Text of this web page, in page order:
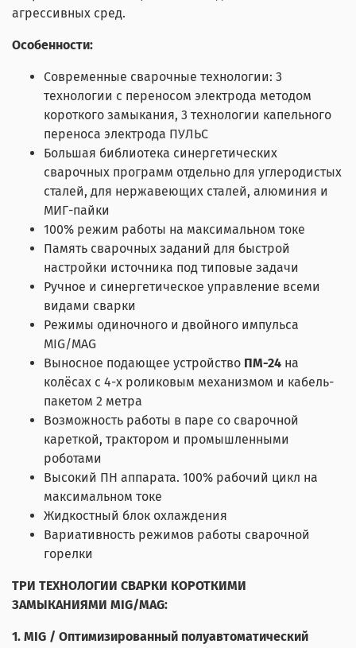
агрессивных сред.
Особенности:
Современные сварочные технологии: 3
технологии с переносом электрода методом
короткого замыкания, 3 технологии капельного
переноса электрода ПУЛЬС
Большая библиотека синергетических
сварочных программ отдельно для углеродистых
сталей, для нержавеющих сталей, алюминия и
МИГ-пайки
100% режим работы на максимальном токе
Память сварочных заданий для быстрой
настройки источника под типовые задачи
Ручное и синергетическое управление всеми
видами сварки
Режимы одиночного и двойного импульса
MIG/MAG
Выносное подающее устройство ПМ-24 на
колёсах с 4-х роликовым механизмом и кабель-
пакетом 2 метра
Возможность работы в паре со сварочной
кареткой, трактором и промышленными
роботами
Высокий ПН аппарата. 100% рабочий цикл на
максимальном токе
Жидкостный блок охлаждения
Вариативность режимов работы сварочной
горелки
ТРИ ТЕХНОЛОГИИ СВАРКИ КОРОТКИМИ
ЗАМЫКАНИЯМИ MIG/MAG:
1. MIG / Оптимизированный полуавтоматический